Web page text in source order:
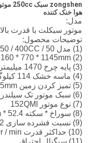
هوا خنک کننده
مدل:
موتور سیکلت با قدرت بالا 1000
توضیحات محصول:
(1) مدل 50 / 150cc / 200/250 / 400CC
(2) L * W * H 2160 * 770 * 1145mm
(3) پایه چرخ 1470 میلیمتر
(4) ماسه خشک 114 کیلوگرم
(5) تمیز کردن زمین 165mm
(6) سبک موتور تک سیلندر، 4 سکته مغزی، هوا خنک کننده
(7) نوع موتور 152QMI
(8) سوراخ * سکته 52.4 * 57.8mm
(9) نسبت فشرده سازی 9.2: 1
(10) حداکثر قدرت 7.5kw / 8500r / min